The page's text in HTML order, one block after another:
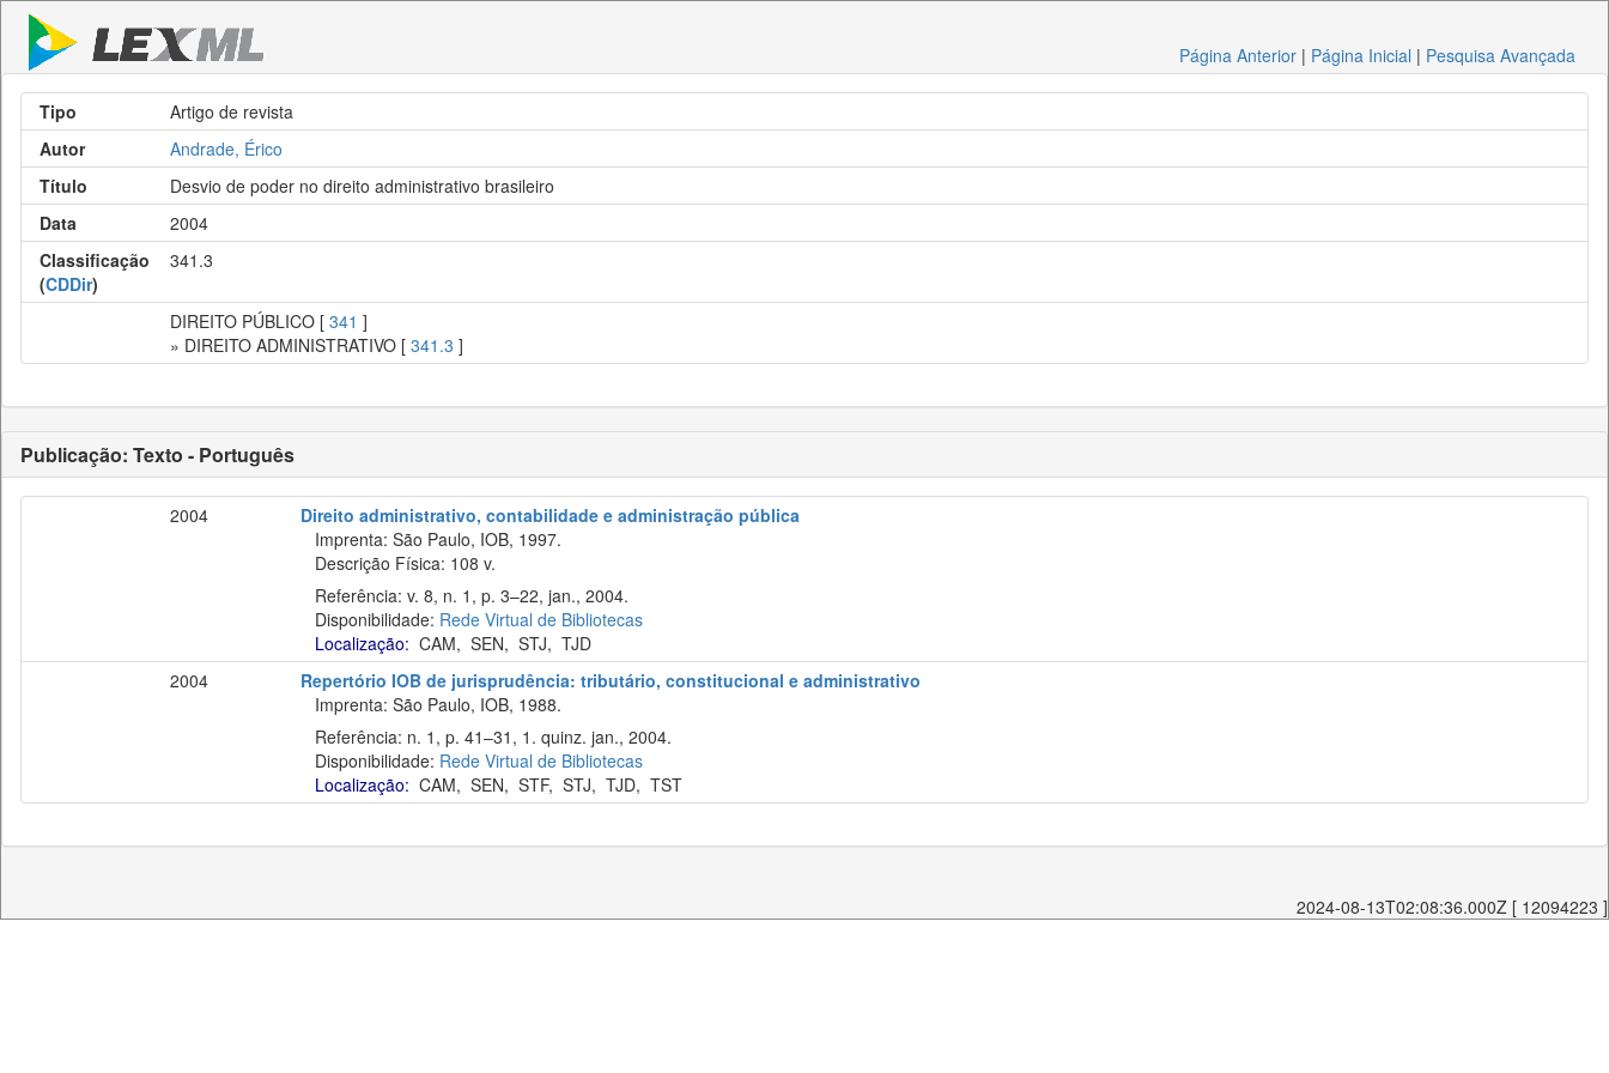
Página Anterior | Página Inicial | Pesquisa Avançada
Tipo
Artigo de revista
Autor
Andrade, Érico
Título
Desvio de poder no direito administrativo brasileiro
Data
2004
Classificação
(CDDir)
341.3
DIREITO PÚBLICO [ 341 ]
» DIREITO ADMINISTRATIVO [ 341.3 ]
Publicação: Texto - Português
2004
Direito administrativo, contabilidade e administração pública
Imprenta: São Paulo, IOB, 1997.
Descrição Física: 108 v.
Referência: v. 8, n. 1, p. 3–22, jan., 2004.
Disponibilidade: Rede Virtual de Bibliotecas
Localização: CAM, SEN, STJ, TJD
2004
Repertório IOB de jurisprudência: tributário, constitucional e administrativo
Imprenta: São Paulo, IOB, 1988.
Referência: n. 1, p. 41–31, 1. quinz. jan., 2004.
Disponibilidade: Rede Virtual de Bibliotecas
Localização: CAM, SEN, STF, STJ, TJD, TST
2024-08-13T02:08:36.000Z [ 12094223 ]